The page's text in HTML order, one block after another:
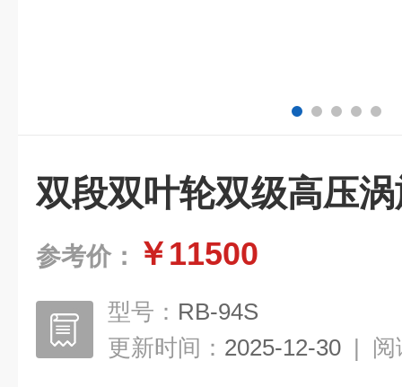
双段双叶轮双级高压
参考价： ￥11500
型号： RB-94S
更新时间： 2025-12-30 | 阅